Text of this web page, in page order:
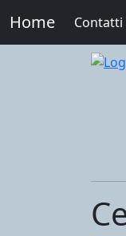
Home Contatti